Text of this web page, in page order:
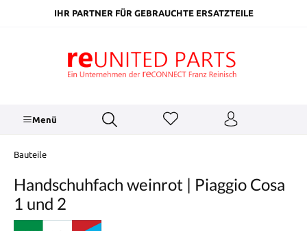
springenIHR PARTNER FÜR GEBRAUCHTE ERSATZTEILE
Menü
Bauteile
Handschuhfach weinrot | Piaggio Cosa
1 und 2